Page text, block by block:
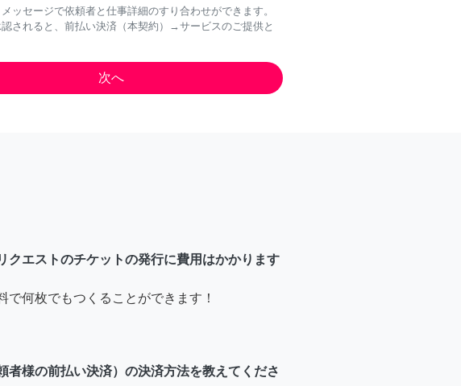
ッセージで依頼者と仕事詳細のすり合わせができます。
されると、前払い決済（本契約）→サービスのご提供と
クエストのチケットの発行に費用はかかります
で何枚でもつくることができます！
者様の前払い決済）の決済方法を教えてくださ